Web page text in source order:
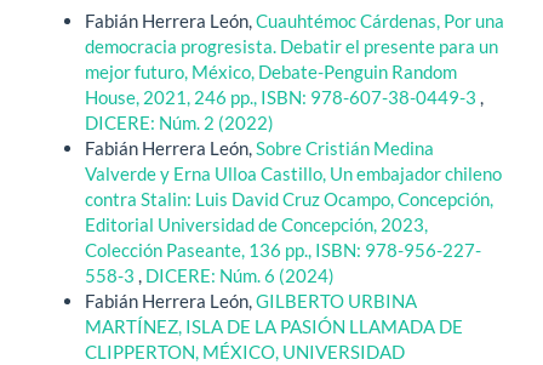
Fabián Herrera León,Cuauhtémoc Cárdenas, Por una
democracia progresista. Debatir el presente para un
mejor futuro, México, Debate-Penguin Random
House, 2021, 246 pp., ISBN: 978-607-38-0449-3 ,
DICERE: Núm. 2 (2022)
Fabián Herrera León,Sobre Cristián Medina
Valverde y Erna Ulloa Castillo, Un embajador chileno
contra Stalin: Luis David Cruz Ocampo, Concepción,
Editorial Universidad de Concepción, 2023,
Colección Paseante, 136 pp., ISBN: 978-956-227-
558-3 , DICERE: Núm. 6 (2024)
Fabián Herrera León,GILBERTO URBINA
MARTÍNEZ, ISLA DE LA PASIÓN LLAMADA DE
CLIPPERTON, MÉXICO, UNIVERSIDAD